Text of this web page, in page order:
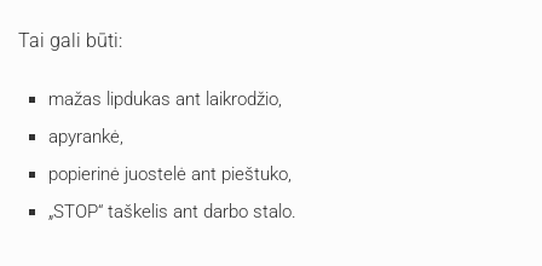
Tai gali būti:
mažas lipdukas ant laikrodžio,
apyrankė,
popierinė juostelė ant pieštuko,
„STOP“ taškelis ant darbo stalo.